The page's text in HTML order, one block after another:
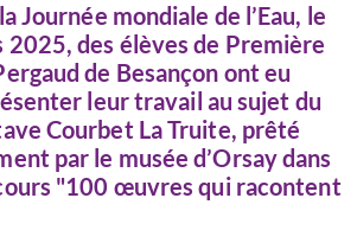
Journée mondiale de l’Eau, le
2025, des élèves de Première
de Besançon ont eu
leur travail au sujet du
Courbet La Truite, prêté
par le musée d’Orsay dans
"100 œuvres qui racontent